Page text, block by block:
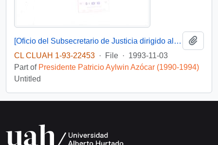
[Oficio del Subsecretario de Justicia dirigido al sr. Wilfried Telkamper, miembro del parlamento europeo]
CL CLUAH 1-93-22453 · File · 1993-11-03
Part of Presidente Patricio Aylwin Azócar (1990-1994)
Untitled